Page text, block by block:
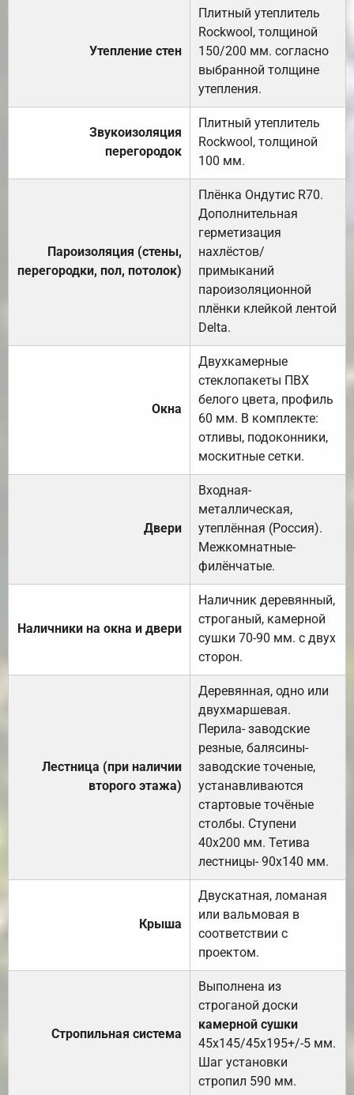
Утепление стен
Плитный утеплитель
Rockwool, толщиной
150/200 мм. согласно
выбранной толщине
утепления.
Звукоизоляция
перегородок
Плитный утеплитель
Rockwool, толщиной
100 мм.
Пароизоляция (стены,
перегородки, пол, потолок)
Плёнка Ондутис R70.
Дополнительная
герметизация
нахлёстов/
примыканий
пароизоляционной
плёнки клейкой лентой
Delta.
Окна
Двухкамерные
стеклопакеты ПВХ
белого цвета, профиль
60 мм. В комплекте:
отливы, подоконники,
москитные сетки.
Двери
Входная-
металлическая,
утеплённая (Россия).
Межкомнатные-
филёнчатые.
Наличники на окна и двери
Наличник деревянный,
строганый, камерной
сушки 70-90 мм. с двух
сторон.
Лестница (при наличии
второго этажа)
Деревянная, одно или
двухмаршевая.
Перила- заводские
резные, балясины-
заводские точеные,
устанавливаются
стартовые точёные
столбы. Ступени
40х200 мм. Тетива
лестницы- 90х140 мм.
Крыша
Двускатная, ломаная
или вальмовая в
соответствии с
проектом.
Стропильная система
Выполнена из
строганой доски
камерной сушки
45х145/45х195+/-5 мм.
Шаг установки
стропил 590 мм.